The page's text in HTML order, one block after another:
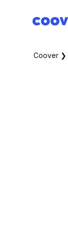
Coover ❯